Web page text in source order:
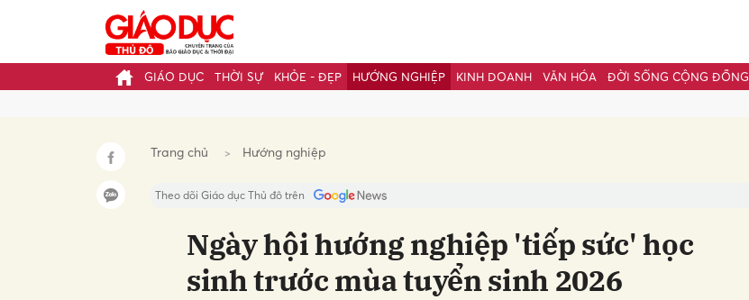
GIÁO DỤC THỜI SỰ KHỎE - ĐẸP HƯỚNG NGHIỆP KINH DOANH VĂN HÓA ĐỜI SỐNG CỘNG ĐỒNG
Trang chủ Hướng nghiệp
Theo dõi Giáo dục Thủ đô trên
Ngày hội hướng nghiệp 'tiếp sức' học
sinh trước mùa tuyển sinh 2026
Gửi bình luận